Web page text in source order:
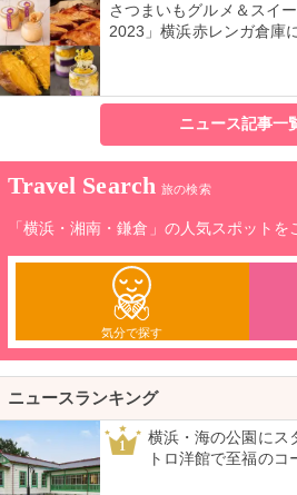
さつまいもグルメ＆スイ
2023」横浜赤レンガ倉庫
ニュース記事一
Travel Search 旅の検索
「横浜・湘南・鎌倉」の人気スポットを
気分で探す
ニュースランキング
1
横浜・海の公園にス
トロ洋館で至福のコ